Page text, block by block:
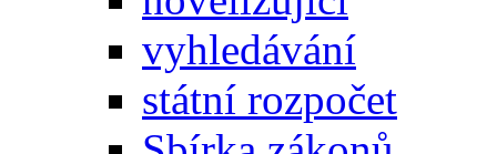
vyhledávání
státní rozpočet